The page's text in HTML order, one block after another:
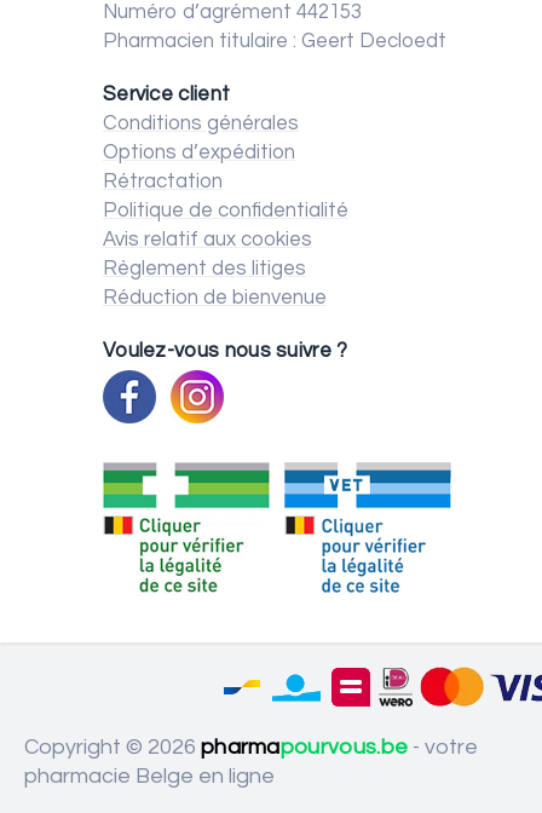
Numéro d’agrément 442153
Pharmacien titulaire : Geert Decloedt
Service client
Conditions générales
Options d’expédition
Rétractation
Politique de confidentialité
Avis relatif aux cookies
Règlement des litiges
Réduction de bienvenue
Voulez-vous nous suivre ?
Copyright © 2026 pharmapourvous.be - votre
pharmacie Belge en ligne